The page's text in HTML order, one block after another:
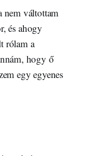
nem váltottam
és ahogy
rólam a
hogy ő
egy egyenes